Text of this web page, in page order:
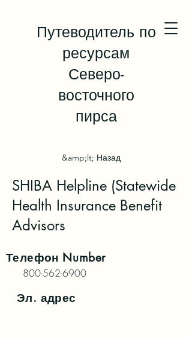
Путеводитель по
ресурсам
Северо-
восточного
пирса
&amp;lt; Назад
SHIBA Helpline (Statewide
Health Insurance Benefit
Advisors
Телефон Number
800-562-6900
Эл. адрес